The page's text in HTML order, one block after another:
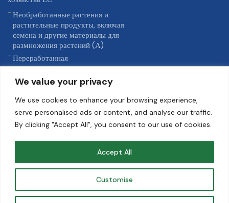
We value your privacy
We use cookies to enhance your browsing experience,
serve personalised ads or content, and analyse our traffic.
By clicking "Accept All", you consent to our use of cookies.
Customise
Accept All
Необработанные растения и
растительные продукты, включая
семена и другие материалы для
размножения растений (А)
Переработанная
сельскохозяйственная продукция,
предназначенная для пищевого
использования, включая продукцию
из морепродуктов (D)
Другие продукты, перечисленные в
Приложении 1 к Регламенту ЕС (ЕU)
2018/848 (G)